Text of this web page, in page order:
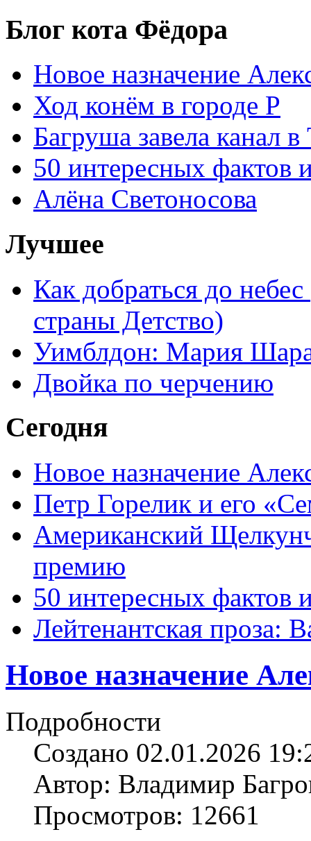
Блог кота Фёдора
Новое назначение
Ход конём в городе Р
Багруша завела канал в
50 интересных фактов
Алёна Светоносова
Лучшее
Как добраться до
страны Детство)
Уимблдон: Мария
Двойка по черчению
Сегодня
Новое назначение
Петр Горелик и его
Американский
премию
50 интересных фактов
Лейтенантская проза:
Новое назначение
Подробности
Создано 02.01.2026
Автор: Владимир
Просмотров: 12661